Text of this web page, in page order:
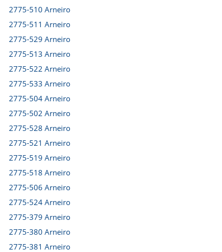
2775-510 Arneiro
2775-511 Arneiro
2775-529 Arneiro
2775-513 Arneiro
2775-522 Arneiro
2775-533 Arneiro
2775-504 Arneiro
2775-502 Arneiro
2775-528 Arneiro
2775-521 Arneiro
2775-519 Arneiro
2775-518 Arneiro
2775-506 Arneiro
2775-524 Arneiro
2775-379 Arneiro
2775-380 Arneiro
2775-381 Arneiro